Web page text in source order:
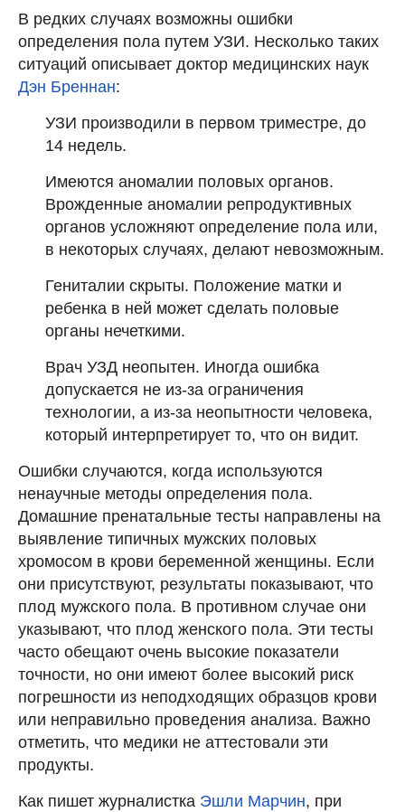
В редких случаях возможны ошибки
определения пола путем УЗИ. Несколько таких
ситуаций описывает доктор медицинских наук
Дэн Бреннан:
УЗИ производили в первом триместре, до
14 недель.
Имеются аномалии половых органов.
Врожденные аномалии репродуктивных
органов усложняют определение пола или,
в некоторых случаях, делают невозможным.
Гениталии скрыты. Положение матки и
ребенка в ней может сделать половые
органы нечеткими.
Врач УЗД неопытен. Иногда ошибка
допускается не из-за ограничения
технологии, а из-за неопытности человека,
который интерпретирует то, что он видит.
Ошибки случаются, когда используются
ненаучные методы определения пола.
Домашние пренатальные тесты направлены на
выявление типичных мужских половых
хромосом в крови беременной женщины. Если
они присутствуют, результаты показывают, что
плод мужского пола. В противном случае они
указывают, что плод женского пола. Эти тесты
часто обещают очень высокие показатели
точности, но они имеют более высокий риск
погрешности из неподходящих образцов крови
или неправильно проведения анализа. Важно
отметить, что медики не аттестовали эти
продукты.
Как пишет журналистка Эшли Марчин, при